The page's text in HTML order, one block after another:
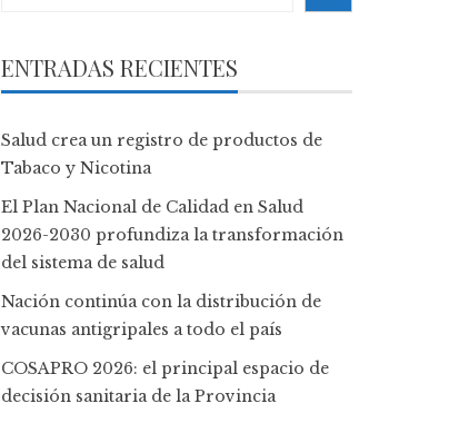
ENTRADAS RECIENTES
Salud crea un registro de productos de
Tabaco y Nicotina
El Plan Nacional de Calidad en Salud
2026-2030 profundiza la transformación
del sistema de salud
Nación continúa con la distribución de
vacunas antigripales a todo el país
COSAPRO 2026: el principal espacio de
decisión sanitaria de la Provincia